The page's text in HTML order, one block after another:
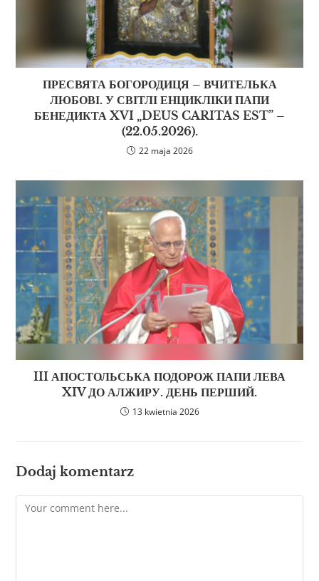
ПРЕСВЯТА БОГОРОДИЦЯ – ВЧИТЕЛЬКА
ЛЮБОВІ. У СВІТЛІ ЕНЦИКЛІКИ ПАПИ
БЕНЕДИКТА XVI „DEUS CARITAS EST” –
(22.05.2026).
22 maja 2026
III АПОСТОЛЬСЬКА ПОДОРОЖ ПАПИ ЛЕВА
XIV ДО АЛЖИРУ. ДЕНЬ ПЕРШИЙ.
13 kwietnia 2026
Dodaj komentarz